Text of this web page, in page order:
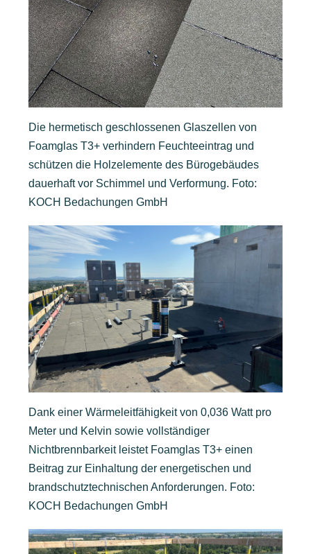
Die hermetisch geschlossenen Glaszellen von
Foamglas T3+ verhindern Feuchteeintrag und
schützen die Holzelemente des Bürogebäudes
dauerhaft vor Schimmel und Verformung. Foto:
KOCH Bedachungen GmbH
Dank einer Wärmeleitfähigkeit von 0,036 Watt pro
Meter und Kelvin sowie vollständiger
Nichtbrennbarkeit leistet Foamglas T3+ einen
Beitrag zur Einhaltung der energetischen und
brandschutztechnischen Anforderungen. Foto:
KOCH Bedachungen GmbH